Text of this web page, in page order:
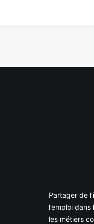
Partager de
l’emploi
les métiers